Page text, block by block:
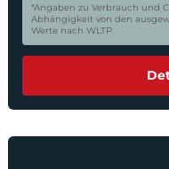
*Angaben zu Verbrauch und
Abhängigkeit von den
Werte nach WLTP.